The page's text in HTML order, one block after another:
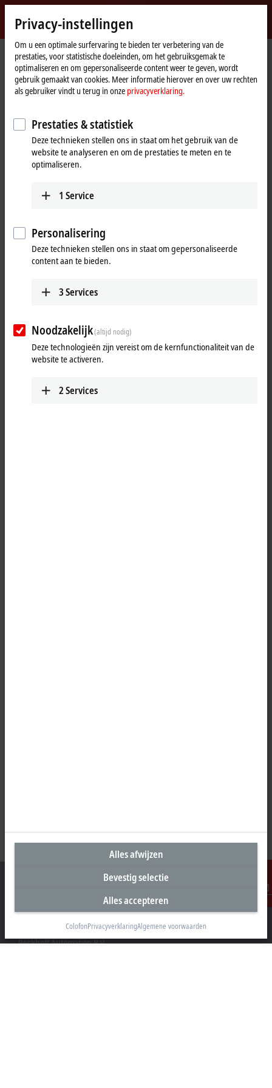
Beckhoff
-
New
Automation
Technology
Home
page
Products Automation
TwinCAT
TExxxx | TwinCAT 3 Engineering
Contact
TExxxx | TwinCAT 3 Engineering
Tabular product overview Product finder
products that can be used for configuring, programming, simulating,
addition to theTE1000development environment, there are numerous
functions that significantly expand the therange of functions.
Your selection:
Results:
Hoofdkantoor Nederland
Beckhoff Automation B.V.
Privacy-instellingen
Om u een optimale surfervaring te bieden ter verbetering van de
prestaties, voor statistische doeleinden, om het gebruiksgemak te
optimaliseren en om gepersonaliseerde content weer te geven, wordt
gebruik gemaakt van cookies. Meer informatie hierover en over uw rechten
als gebruiker vindt u terug in onze privacyverklaring.
Prestaties & statistiek
Deze technieken stellen ons in staat om het gebruik van de
website te analyseren en om de prestaties te meten en te
optimaliseren.
1 Service
Personalisering
Deze technieken stellen ons in staat om gepersonaliseerde
content aan te bieden.
3Services
Noodzakelijk(altijd nodig)
Deze technologieën zijn vereist om de kernfunctionaliteit van de
website te activeren.
2Services
Alles afwijzen
Bevestig selectie
Alles accepteren
ColofonPrivacyverklaringAlgemene voorwaarden